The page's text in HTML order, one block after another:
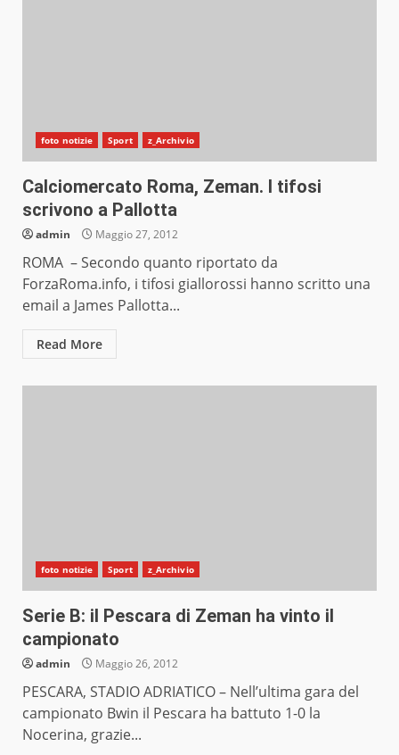
foto notizie Sport z_Archivio
Calciomercato Roma, Zeman. I tifosi
scrivono a Pallotta
admin Maggio 27, 2012
ROMA – Secondo quanto riportato da
ForzaRoma.info, i tifosi giallorossi hanno scritto una
email a James Pallotta...
Read More
foto notizie Sport z_Archivio
Serie B: il Pescara di Zeman ha vinto il
campionato
admin Maggio 26, 2012
PESCARA, STADIO ADRIATICO – Nell’ultima gara del
campionato Bwin il Pescara ha battuto 1-0 la
Nocerina, grazie...